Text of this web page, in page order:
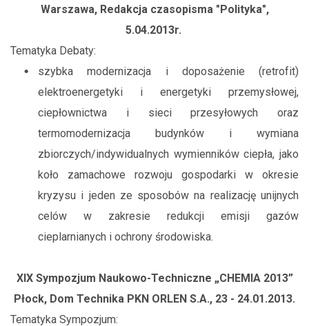
Warszawa, Redakcja czasopisma "Polityka",
5.04.2013r.
Tematyka Debaty:
szybka modernizacja i doposażenie (retrofit)
elektroenergetyki i energetyki przemysłowej,
ciepłownictwa i sieci przesyłowych oraz
termomodernizacja budynków i wymiana
zbiorczych/indywidualnych wymienników ciepła, jako
koło zamachowe rozwoju gospodarki w okresie
kryzysu i jeden ze sposobów na realizację unijnych
celów w zakresie redukcji emisji gazów
cieplarnianych i ochrony środowiska.
XIX Sympozjum Naukowo-Techniczne „CHEMIA 2013”
Płock, Dom Technika PKN ORLEN S.A., 23 - 24.01.2013.
Tematyka Sympozjum: